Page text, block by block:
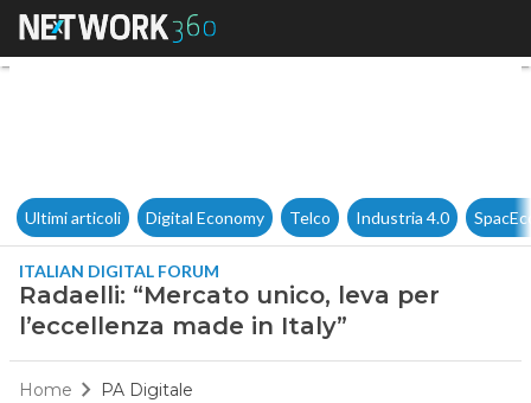
Radaelli: “Mercato unico,
Ultimi articoli Digital Economy Telco Industria 4.0
ITALIAN DIGITAL FORUM
Radaelli: “Mercato unico, leva per
l’eccellenza made in Italy”
Home PA Digitale